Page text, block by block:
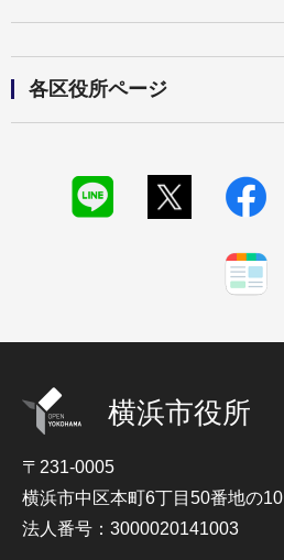
各区役所ページ
横浜市役所
〒231-0005
横浜市中区本町6丁目50番地の10
法人番号：3000020141003